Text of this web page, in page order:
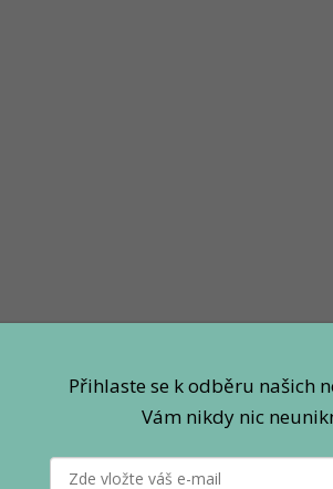
Přihlaste se k odběru našich
Vám nikdy nic